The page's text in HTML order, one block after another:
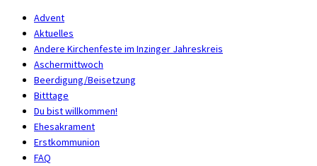
Advent
Aktuelles
Andere Kirchenfeste im Inzinger Jahreskreis
Aschermittwoch
Beerdigung/Beisetzung
Bitttage
Du bist willkommen!
Ehesakrament
Erstkommunion
FAQ